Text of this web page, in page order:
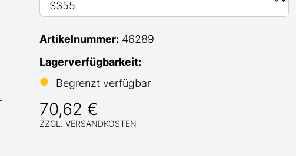
Artikelnummer: 46289
Lagerverfügbarkeit:
●
Begrenzt verfügbar
70,62 €
ZZGL. VERSANDKOSTEN